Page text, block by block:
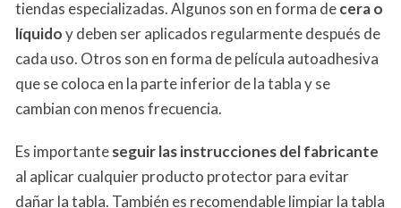
tiendas especializadas. Algunos son en forma decera o
líquidoy deben ser aplicados regularmente después de
cada uso. Otros son en forma de película autoadhesiva
que se coloca en la parte inferior de la tabla y se
cambian con menos frecuencia.
Es importanteseguir las instrucciones del fabricante
al aplicar cualquier producto protector para evitar
dañar la tabla. También es recomendable limpiar la tabla